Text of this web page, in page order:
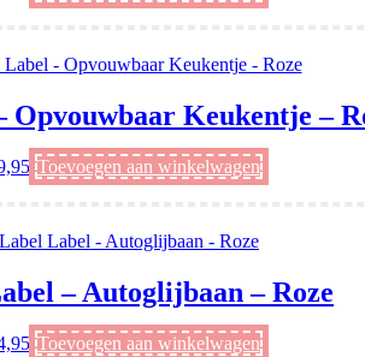
Opvouwbaar Keukentje –
Toevoegen aan winkelwagen
– Autoglijbaan – Roze
Toevoegen aan winkelwagen